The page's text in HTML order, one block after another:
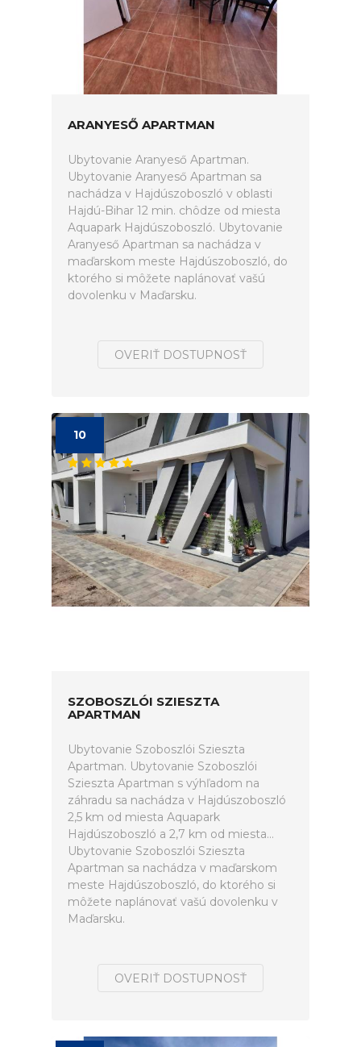
ARANYESŐ APARTMAN
Ubytovanie Aranyeső Apartman.
Ubytovanie Aranyeső Apartman sa
nachádza v Hajdúszoboszló v oblasti
Hajdú-Bihar 12 min. chôdze od miesta
Aquapark Hajdúszoboszló. Ubytovanie
Aranyeső Apartman sa nachádza v
maďarskom meste Hajdúszoboszló, do
ktorého si môžete naplánovať vašú
dovolenku v Maďarsku.
OVERIŤ DOSTUPNOSŤ
10
SZOBOSZLÓI SZIESZTA
APARTMAN
Ubytovanie Szoboszlói Szieszta
Apartman. Ubytovanie Szoboszlói
Szieszta Apartman s výhľadom na
záhradu sa nachádza v Hajdúszoboszló
2,5 km od miesta Aquapark
Hajdúszoboszló a 2,7 km od miesta...
Ubytovanie Szoboszlói Szieszta
Apartman sa nachádza v maďarskom
meste Hajdúszoboszló, do ktorého si
môžete naplánovať vašú dovolenku v
Maďarsku.
OVERIŤ DOSTUPNOSŤ